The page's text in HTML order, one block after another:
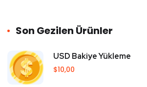
Son Gezilen Ürünler
USD Bakiye Yükleme
$10,00